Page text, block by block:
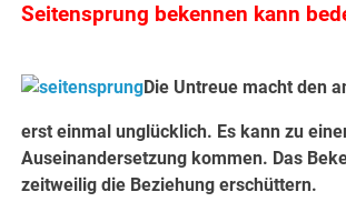
Seitensprung bekennen kann
Die Untreue macht den
erst einmal unglücklich. Es kann zu
Auseinandersetzung kommen. Das
zeitweilig die Beziehung erschüttern.